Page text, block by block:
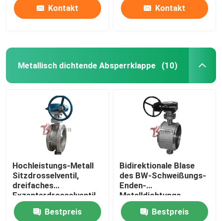
Kontakt Kontakt
Metallisch dichtende Absperrklappe (10)
Hochleistungs-Metall
Sitzdrosselventil,
dreifaches
Exzenterdrosselventil
Bestpreis
Bidirektionale Blase
des BW-Schweißungs-
Enden-
Metalldichtungs-
Drosselventil-BFV fest
abgestelltBestpreis